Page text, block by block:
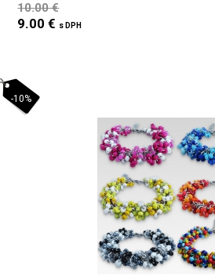
10.00 €
9.00 € s DPH
-10%